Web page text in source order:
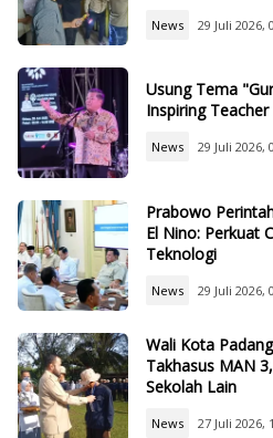
News 29 Juli 2026,
Usung Tema
Inspiring
News 29 Juli 2026,
Prabowo
El Nino: Perkuat
Teknologi
News 29 Juli 2026,
Wali Kota
Takhasus MAN
Sekolah Lain
News 27 Juli 2026,